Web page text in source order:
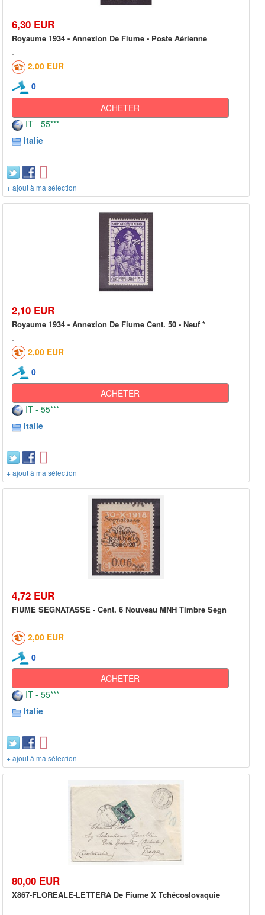
6,30 EUR
Royaume 1934 - Annexion De Fiume - Poste Aérienne
2,00 EUR
0
ACHETER
IT - 55***
Italie
+ ajout à ma sélection
2,10 EUR
Royaume 1934 - Annexion De Fiume Cent. 50 - Neuf *
2,00 EUR
0
ACHETER
IT - 55***
Italie
+ ajout à ma sélection
4,72 EUR
FIUME SEGNATASSE - Cent. 6 Nouveau MNH Timbre Segn
2,00 EUR
0
ACHETER
IT - 55***
Italie
+ ajout à ma sélection
80,00 EUR
X867-FLOREALE-LETTERA De Fiume X Tchécoslovaquie